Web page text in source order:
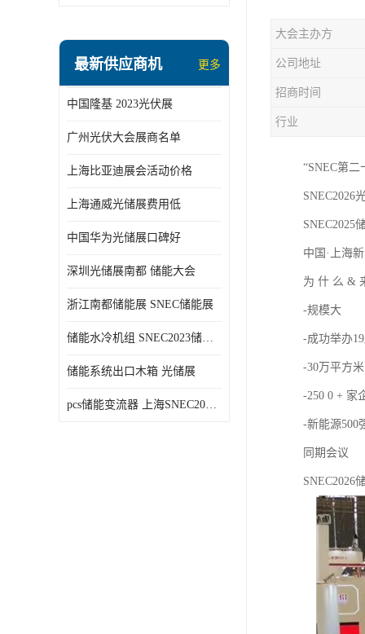
最新供应商机 更多
中国隆基 2023光伏展
广州光伏大会展商名单
上海比亚迪展会活动价格
上海通威光储展费用低
中国华为光储展口碑好
深圳光储展南都 储能大会
浙江南都储能展 SNEC储能展
储能水冷机组 SNEC2023储能展
储能系统出口木箱 光储展
pcs储能变流器 上海SNEC2023光伏展
大会主办方
公司地址
招商时间
行业
“SNEC第
SNEC2026
SNEC2025
中国·上海
为 什 么 &
-规模大
-成功举办
-30万平方米
-250 0 + 家
-新能源500
同期会议
SNEC2026